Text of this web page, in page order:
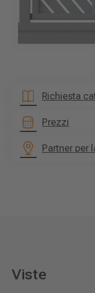
Richiesta
Prezzi
Partner per
Viste